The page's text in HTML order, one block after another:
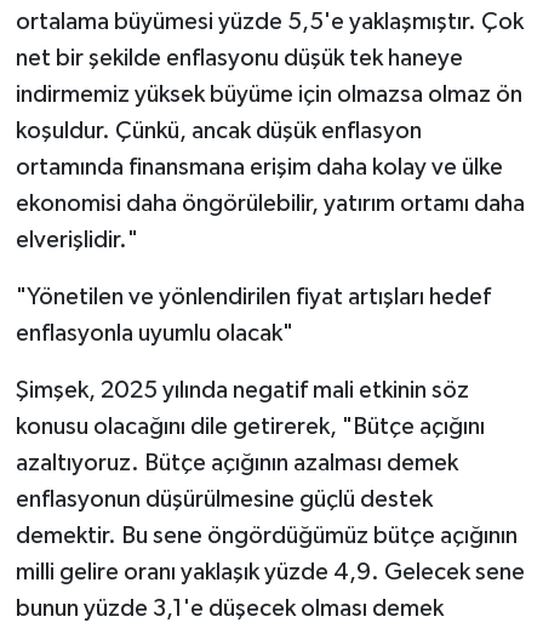
ortalama büyümesi yüzde 5,5'e yaklaşmıştır. Çok
net bir şekilde enflasyonu düşük tek haneye
indirmemiz yüksek büyüme için olmazsa olmaz ön
koşuldur. Çünkü, ancak düşük enflasyon
ortamında finansmana erişim daha kolay ve ülke
ekonomisi daha öngörülebilir, yatırım ortamı daha
elverişlidir."
"Yönetilen ve yönlendirilen fiyat artışları hedef
enflasyonla uyumlu olacak"
Şimşek, 2025 yılında negatif mali etkinin söz
konusu olacağını dile getirerek, "Bütçe açığını
azaltıyoruz. Bütçe açığının azalması demek
enflasyonun düşürülmesine güçlü destek
demektir. Bu sene öngördüğümüz bütçe açığının
milli gelire oranı yaklaşık yüzde 4,9. Gelecek sene
bunun yüzde 3,1'e düşecek olması demek